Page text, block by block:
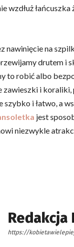
wzdłuż
nawinięcie na
drutem i
to robić albo
zawieszki i
szybko i łatwo, a
jest
niezwykle
Redakcja
https://